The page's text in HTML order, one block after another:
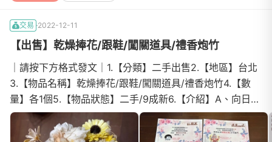
交易 2022-12-11
【出售】乾燥捧花/跟鞋/闖關道具/禮香炮竹
｜請按下方格式發文｜1.【分類】二手出售2.【地區】台北
3.【物品名稱】乾燥捧花/跟鞋/闖關道具/禮香炮竹4.【數
量】各1個5.【物品狀態】二手/9成新6.【介紹】A、向日葵
乾燥捧花$1500 (原價2680）寬23cm 高30cm跟高5cm...